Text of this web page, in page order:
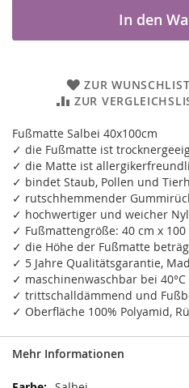
In den
ZUR
ZUR
Fußmatte Salbei 40x100cm
✓ die Fußmatte ist
✓ die Matte ist
✓ bindet Staub, Pollen und
✓ rutschhemmender
✓ hochwertiger und weicher
✓ Fußmattengröße: 40 cm x 100
✓ die Höhe der Fußmatte
✓ 5 Jahre Qualitätsgarantie,
✓ maschinenwaschbar bei 40°C
✓ trittschalldämmend und
✓ Oberfläche 100% Polyamid,
Mehr Informationen